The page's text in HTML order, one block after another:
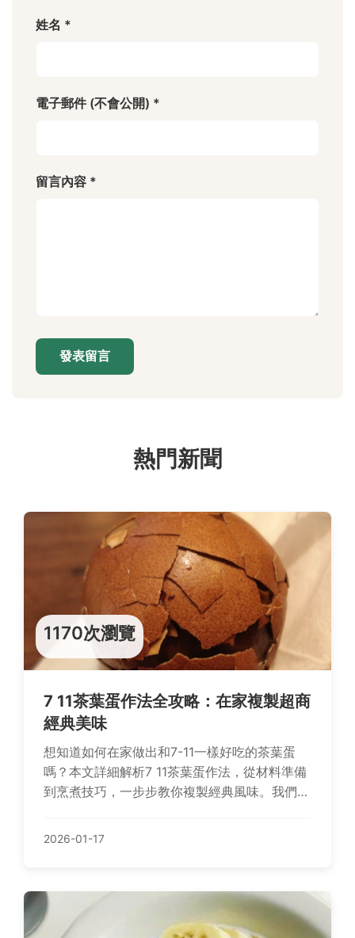
姓名 *
電子郵件 (不會公開) *
留言內容 *
發表留言
熱門新聞
1170次瀏覽
7 11茶葉蛋作法全攻略：在家複製超商
經典美味
想知道如何在家做出和7-11一樣好吃的茶葉蛋
嗎？本文詳細解析7 11茶葉蛋作法，從材料準備
到烹煮技巧，一步步教你複製經典風味。我們還
驗，讓你能輕鬆克服難點，享受自製茶葉蛋的樂
2026-01-17